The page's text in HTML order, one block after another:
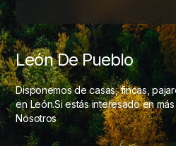
León De Pueblo
Disponemos de casas, fincas,
en León.Si estás interesado en
Nosotros